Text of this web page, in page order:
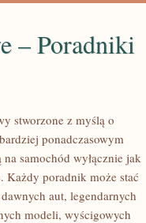
– Poradniki
stworzone z myślą o
ponadczasowym
samochód wyłącznie jak
Każdy poradnik może stać
aut, legendarnych
modeli, wyścigowych